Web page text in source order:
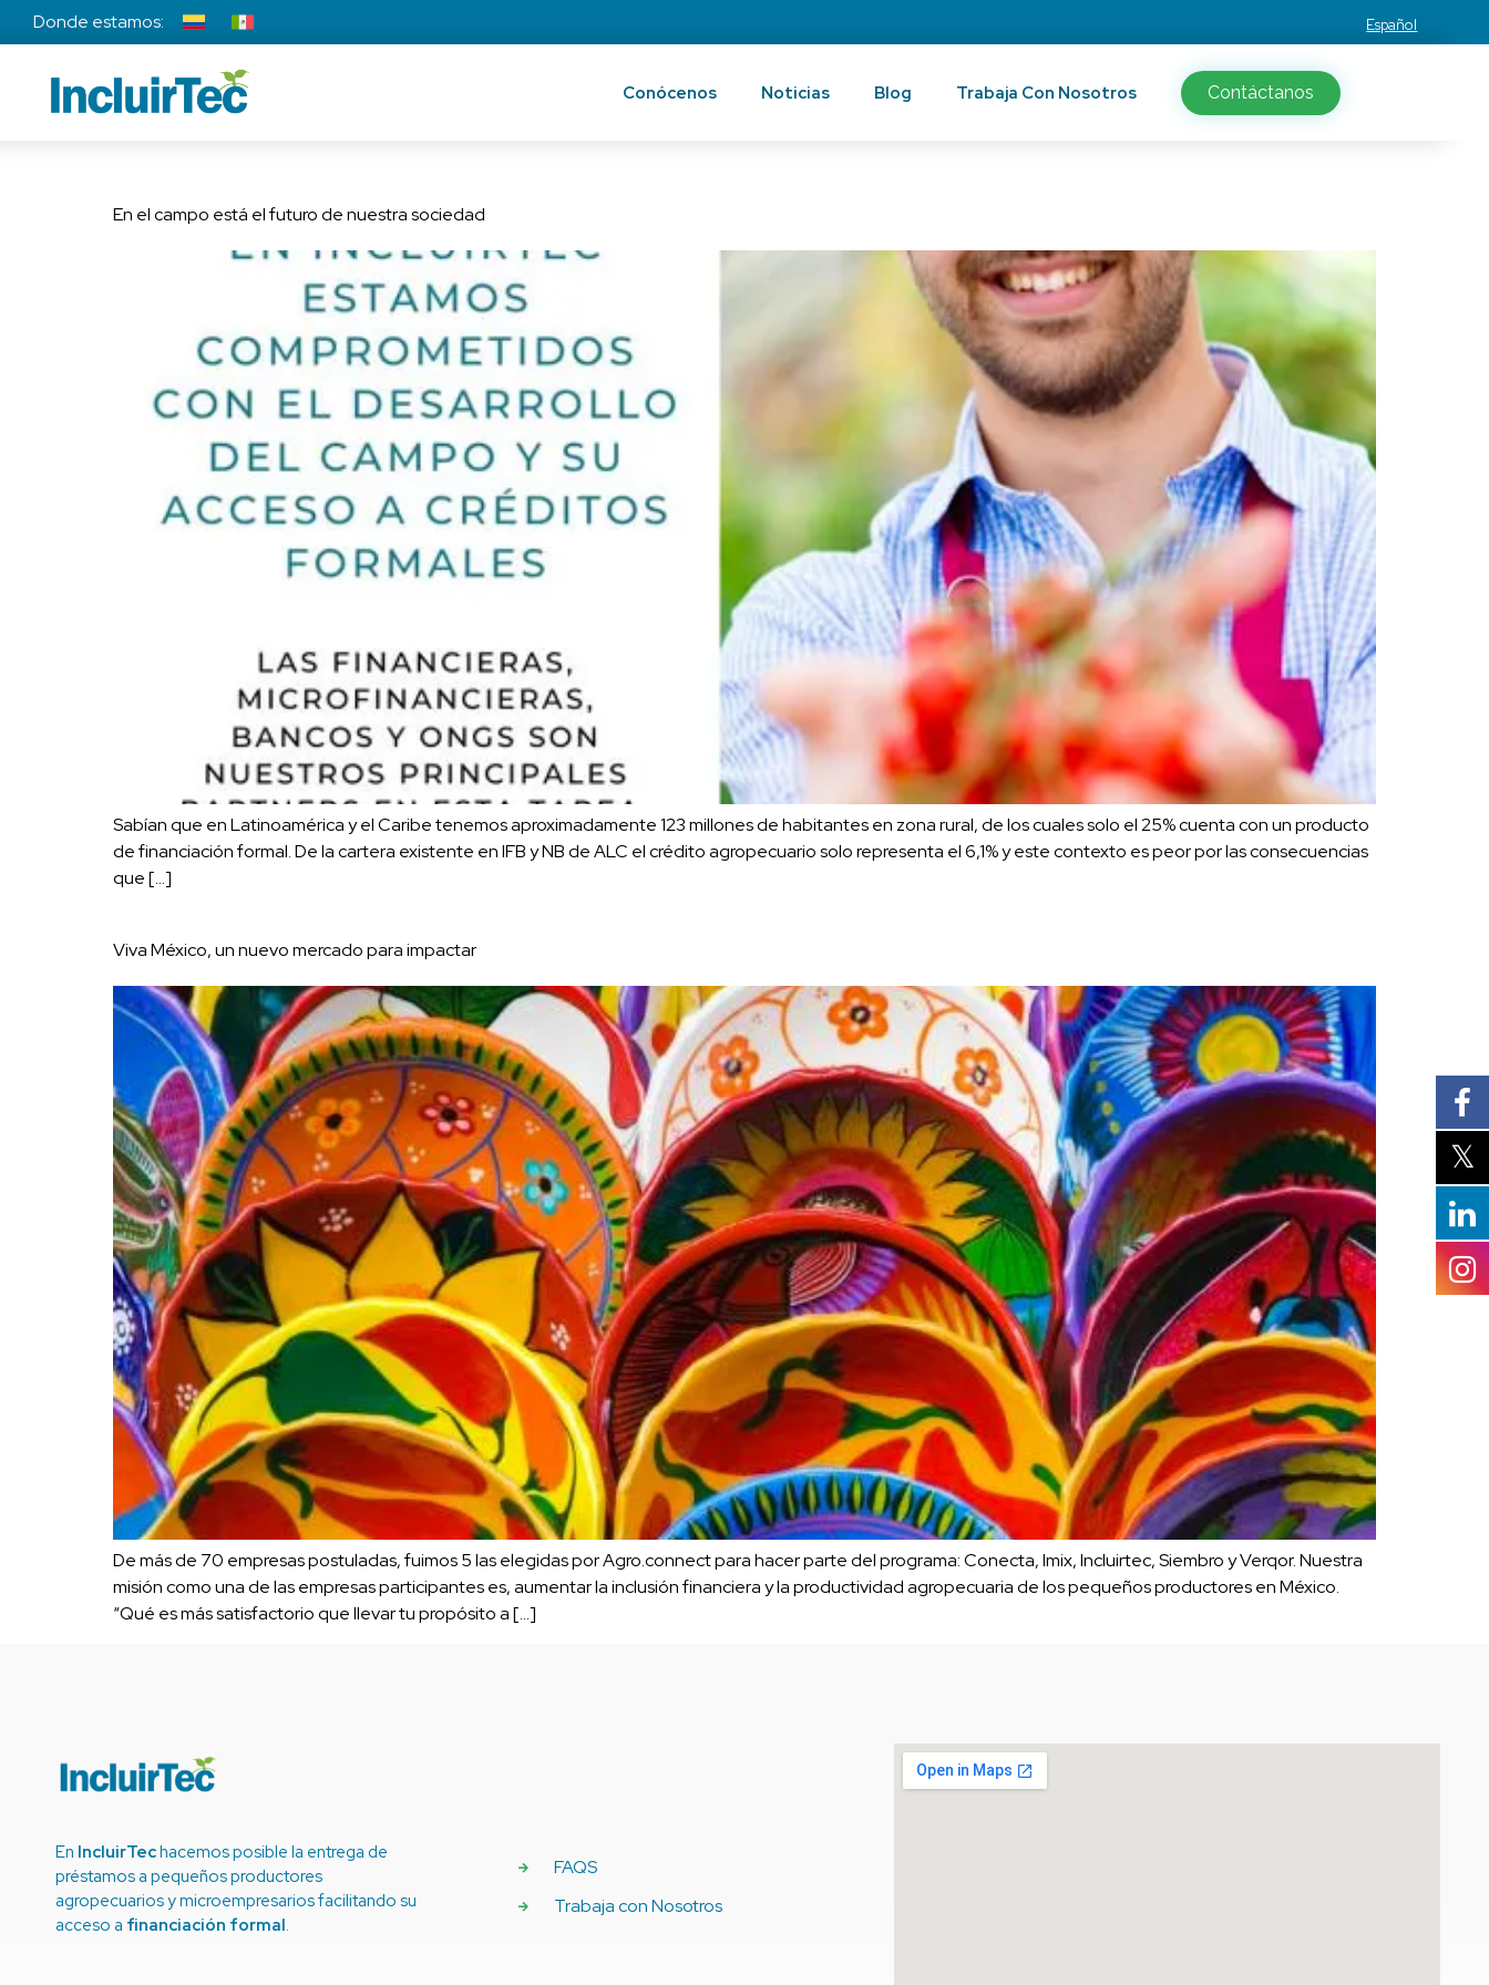
Donde estamos: Español
Conócenos Noticias Blog Trabaja Con Nosotros Contáctanos
En el campo está el futuro de nuestra sociedad
Sabían que en Latinoamérica y el Caribe tenemos aproximadamente 123 millones de habitantes en zona rural, de los cuales solo el 25% cuenta con un producto
de financiación formal. De la cartera existente en IFB y NB de ALC el crédito agropecuario solo representa el 6,1% y este contexto es peor por las consecuencias
que […]
Viva México, un nuevo mercado para impactar
De más de 70 empresas postuladas, fuimos 5 las elegidas por Agro.connect para hacer parte del programa: Conecta, Imix, Incluirtec, Siembro y Verqor. Nuestra
misión como una de las empresas participantes es, aumentar la inclusión financiera y la productividad agropecuaria de los pequeños productores en México.
“Qué es más satisfactorio que llevar tu propósito a […]
En IncluirTechacemos posible la entrega de
préstamos a pequeños productores
agropecuarios y microempresarios facilitando su
acceso a financiación formal.
FAQS
Trabaja con Nosotros